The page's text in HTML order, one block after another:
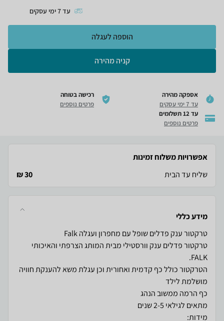
עד7ימי עסקים
קניה מהירה
הוספה לעגלה
אספקה מהירה
עד 7 ימי עסקים
רכישה בטוחה
פרטים נוספים
עד 12 תשלומים
פרטים נוספים
אפשרויות משלוח זמינות
שליח עד הבית
30 ₪
מידע כללי
טרקטור פדלים ענק וורסטילי מבית המותג הצרפתי והאיכותי
הטרקטור כולל כף קדמית ואחורית וכן עגלת משא להענקת חוויה